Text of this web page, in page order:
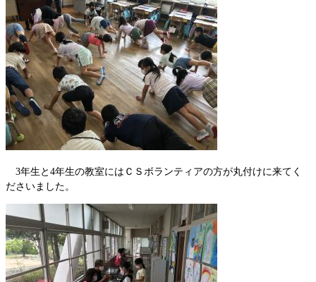
3年生と4年生の教室にはＣＳボランティアの方が丸付けに来てく
ださいました。